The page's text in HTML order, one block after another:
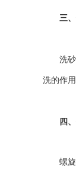
三
洗砂工
洗的作
四
螺